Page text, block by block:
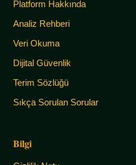
Platform Hakkında
Analiz Rehberi
Veri Okuma
Dijital Güvenlik
Terim Sözlüğü
Sıkça Sorulan Sorular
Bilgi